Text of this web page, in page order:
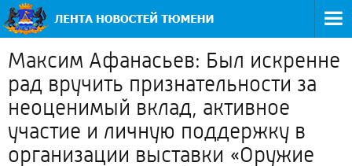
Максим Афанасьев: Был искренне
рад вручить признательности за
неоценимый вклад, активное
участие и личную поддержку в
организации выставки «Оружие